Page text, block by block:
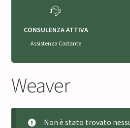
CONSULENZA ATTIVA
Assistenza Costante
Weaver
Non è stato trovato